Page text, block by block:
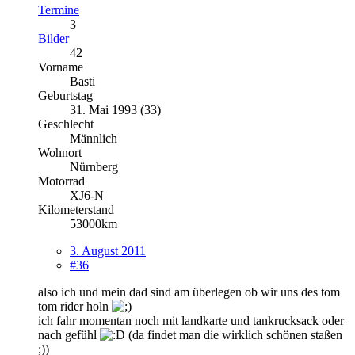
Termine
3
Bilder
42
Vorname
Basti
Geburtstag
31. Mai 1993 (33)
Geschlecht
Männlich
Wohnort
Nürnberg
Motorrad
XJ6-N
Kilometerstand
53000km
3. August 2011
#36
also ich und mein dad sind am überlegen ob wir uns des tom
tom rider holn
ich fahr momentan noch mit landkarte und tankrucksack oder
nach gefühl
(da findet man die wirklich schönen staßen
;))